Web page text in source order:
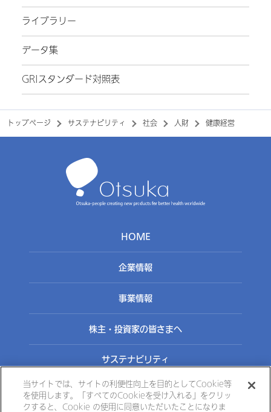
ライブラリー
データ集
GRIスタンダード対照表
トップページ サステナビリティ 社会 人財 健康経営
HOME
企業情報
事業情報
株主・投資家の皆さまへ
サステナビリティ
お問い合わせ
当サイトでは、サイトの利便性向上を目的としてCookie等
を使用します。「すべてのCookieを受け入れる」をクリッ
クすると、Cookie の使用に同意いただいたことになりま